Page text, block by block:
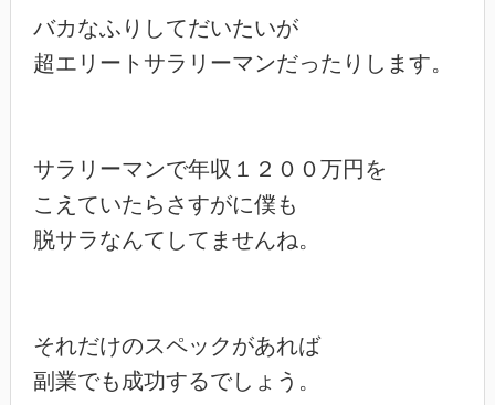
バカなふりしてだいたいが
超エリートサラリーマンだったりします。
サラリーマンで年収１２００万円を
こえていたらさすがに僕も
脱サラなんてしてませんね。
それだけのスペックがあれば
副業でも成功するでしょう。